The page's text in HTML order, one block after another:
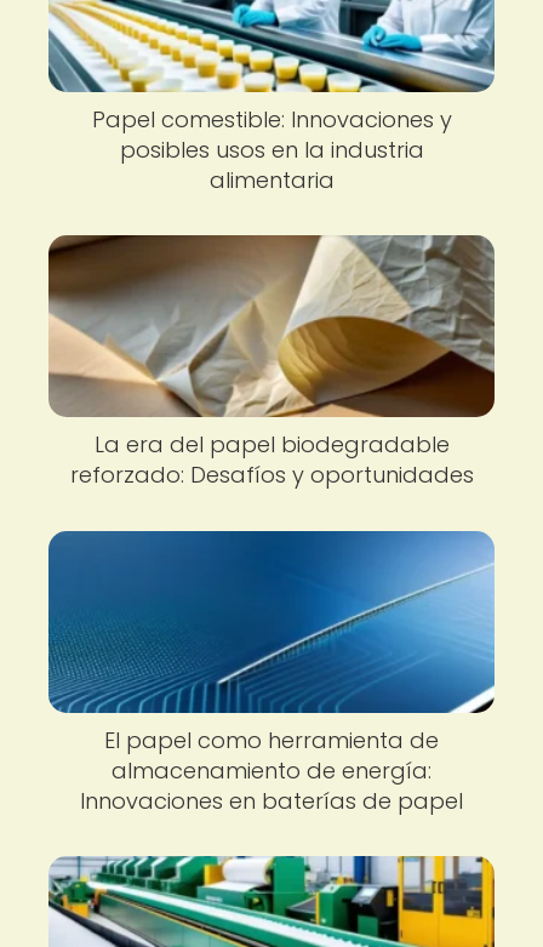
Papel comestible: Innovaciones y
posibles usos en la industria
alimentaria
La era del papel biodegradable
reforzado: Desafíos y oportunidades
El papel como herramienta de
almacenamiento de energía:
Innovaciones en baterías de papel